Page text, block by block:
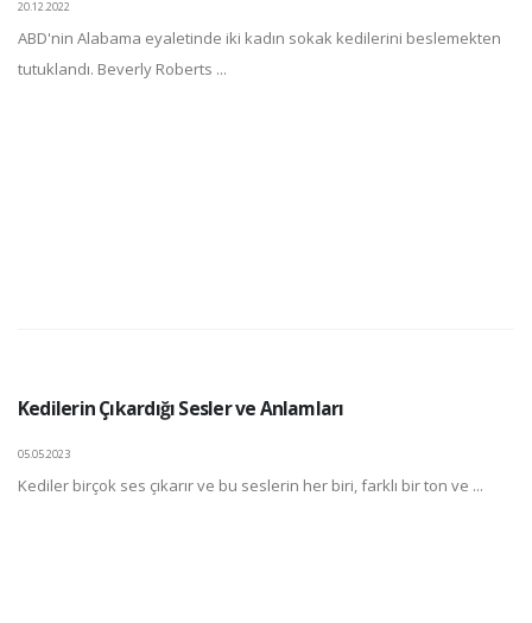
20.12.2022
ABD'nin Alabama eyaletinde iki kadın sokak kedilerini beslemekten
tutuklandı. Beverly Roberts ...
Kedilerin Çıkardığı Sesler ve Anlamları
05.05.2023
Kediler birçok ses çıkarır ve bu seslerin her biri, farklı bir ton ve ...